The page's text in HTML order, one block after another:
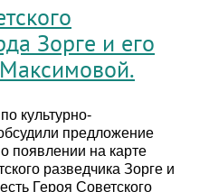
Зорге и его
культурно-
предложение
появлении на карте
разведчика Зорге и
Героя Советского